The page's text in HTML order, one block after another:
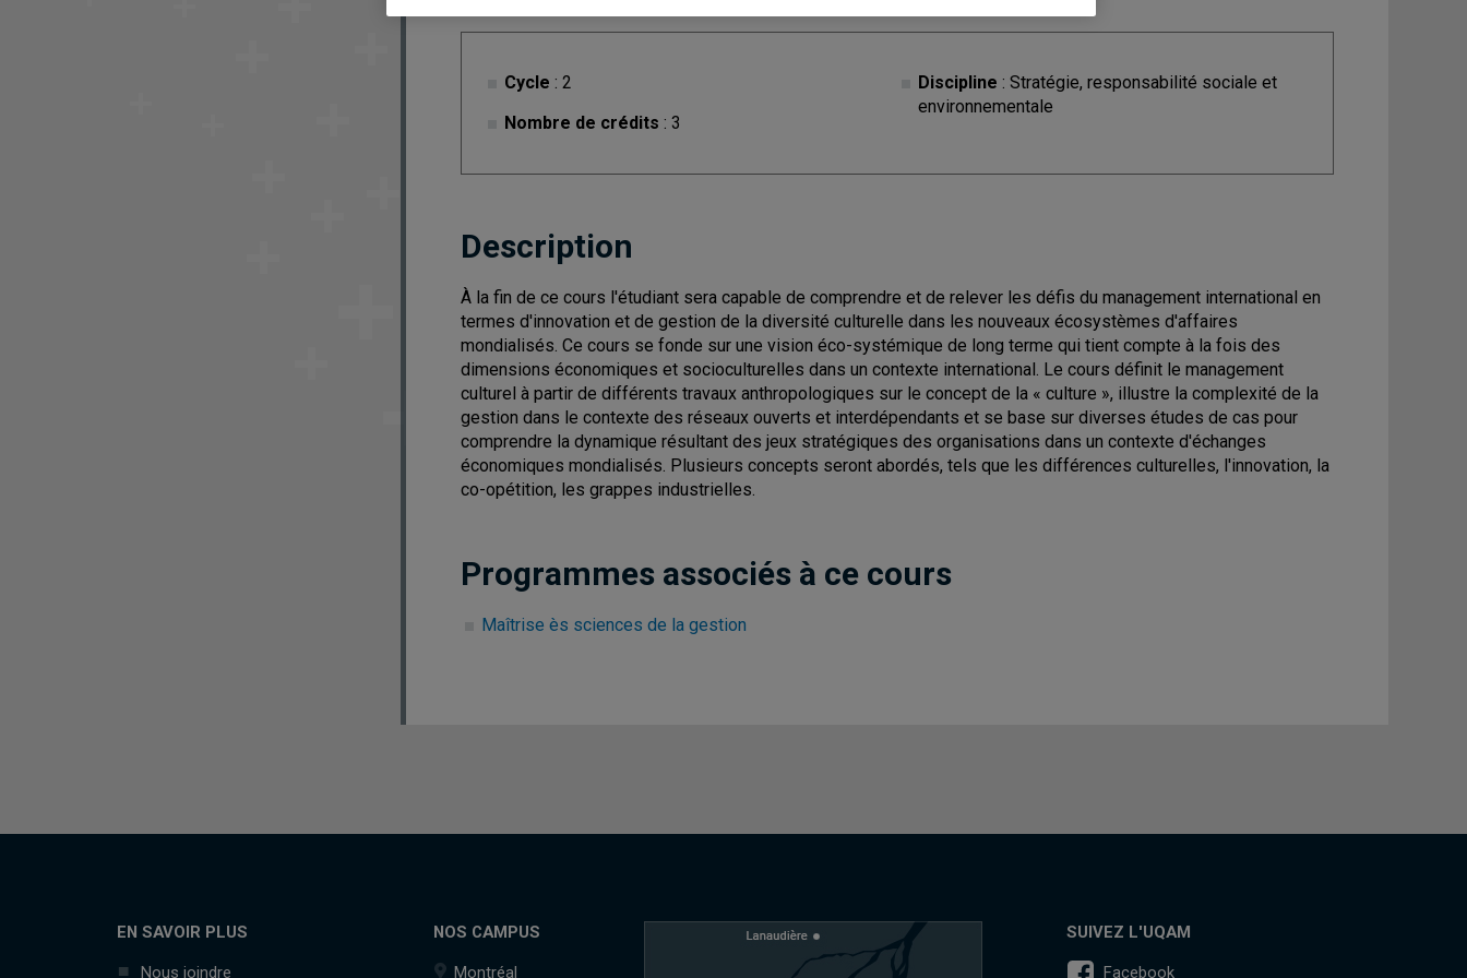
Cycle : 2
Nombre de crédits : 3
Discipline : Stratégie, responsabilité sociale et
environnementale
Description
À la fin de ce cours l'étudiant sera capable de comprendre et de relever les défis du management international en
termes d'innovation et de gestion de la diversité culturelle dans les nouveaux écosystèmes d'affaires
mondialisés. Ce cours se fonde sur une vision éco-systémique de long terme qui tient compte à la fois des
dimensions économiques et socioculturelles dans un contexte international. Le cours définit le management
culturel à partir de différents travaux anthropologiques sur le concept de la « culture », illustre la complexité de la
gestion dans le contexte des réseaux ouverts et interdépendants et se base sur diverses études de cas pour
comprendre la dynamique résultant des jeux stratégiques des organisations dans un contexte d'échanges
économiques mondialisés. Plusieurs concepts seront abordés, tels que les différences culturelles, l'innovation, la
co-opétition, les grappes industrielles.
Programmes associés à ce cours
Maîtrise ès sciences de la gestion
EN SAVOIR PLUS
Nous joindre
NOS CAMPUS
Montréal
SUIVEZ L'UQAM
Facebook